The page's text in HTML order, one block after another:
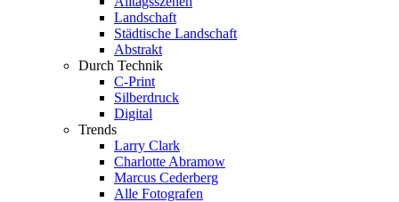
Landschaft
Städtische Landschaft
Abstrakt
Durch Technik
C-Print
Silberdruck
Digital
Trends
Larry Clark
Charlotte Abramow
Marcus Cederberg
Alle Fotografen